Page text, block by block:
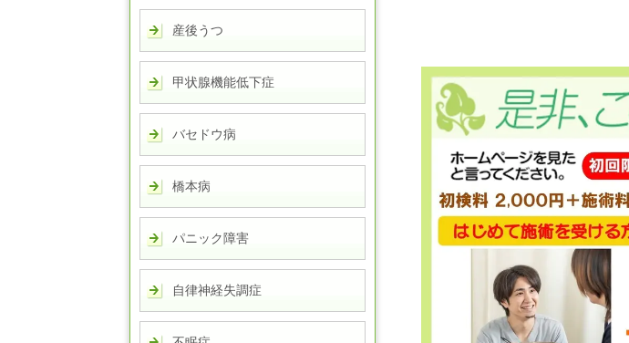
産後うつ
甲状腺機能低下症
バセドウ病
橋本病
パニック障害
自律神経失調症